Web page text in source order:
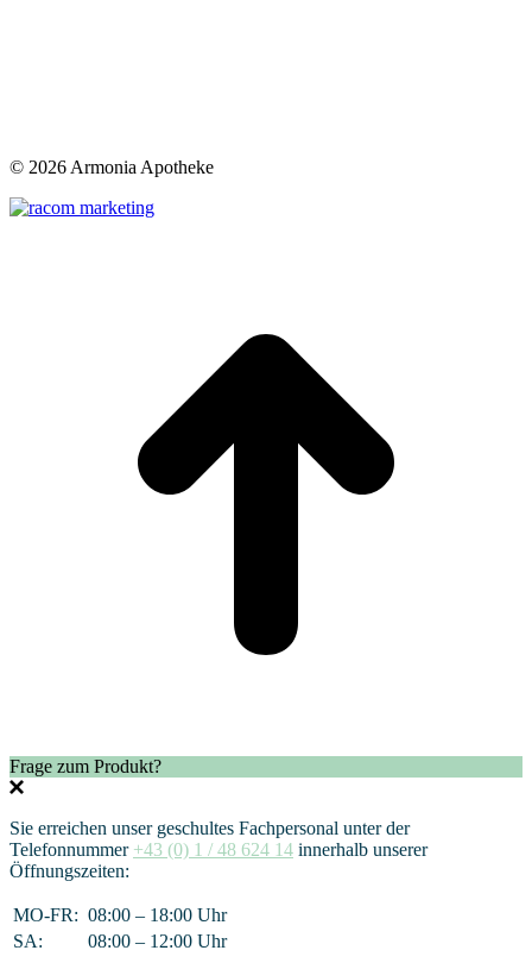
© 2026 Armonia Apotheke
Frage zum Produkt?
Sie erreichen unser geschultes Fachpersonal unter der
Telefonnummer +43 (0) 1 / 48 624 14 innerhalb unserer
Öffnungszeiten:
MO-FR: 08:00 – 18:00 Uhr
SA:
08:00 – 12:00 Uhr